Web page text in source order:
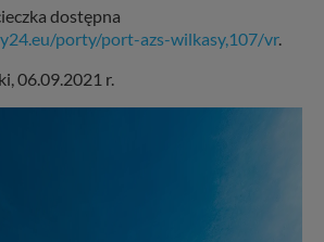
dostępna
porty/port-azs-wilkasy,107/vr.
06.09.2021 r.